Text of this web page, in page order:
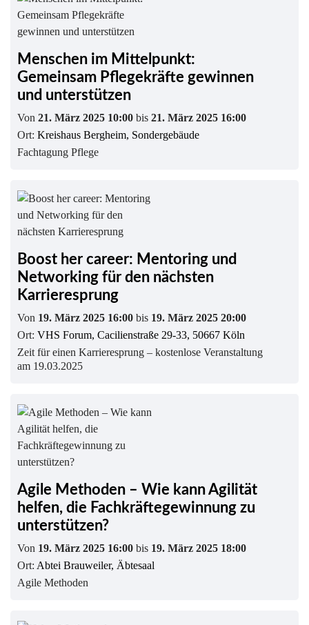
Menschen im Mittelpunkt:
Gemeinsam Pflegekräfte gewinnen
und unterstützen
Von 21. März 2025 10:00 bis 21. März 2025 16:00
Ort: Kreishaus Bergheim, Sondergebäude
Fachtagung Pflege
Boost her career: Mentoring und
Networking für den nächsten
Karrieresprung
Von 19. März 2025 16:00 bis 19. März 2025 20:00
Ort: VHS Forum, Cacilienstraße 29-33, 50667 Köln
Zeit für einen Karrieresprung – kostenlose Veranstaltung
am 19.03.2025
Agile Methoden – Wie kann Agilität
helfen, die Fachkräftegewinnung zu
unterstützen?
Von 19. März 2025 16:00 bis 19. März 2025 18:00
Ort: Abtei Brauweiler, Äbtesaal
Agile Methoden